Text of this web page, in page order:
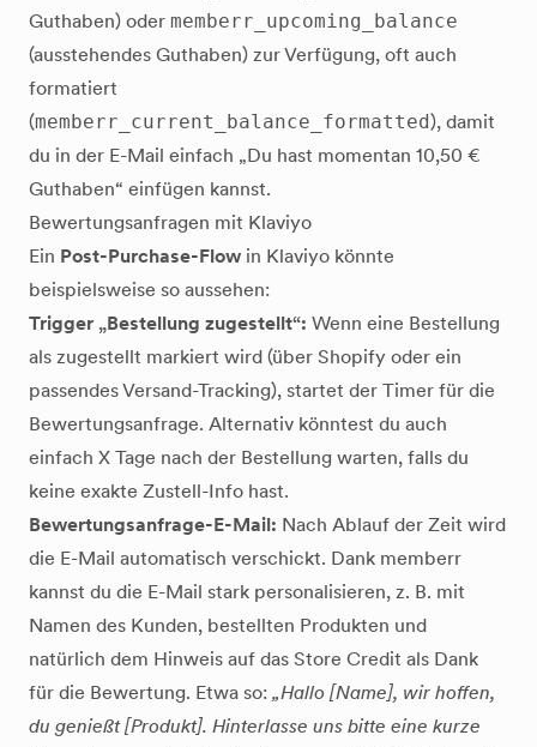
Guthaben) oder memberr_upcoming_balance
(ausstehendes Guthaben) zur Verfügung, oft auch
formatiert
(memberr_current_balance_formatted), damit
du in der E-Mail einfach „Du hast momentan 10,50 €
Guthaben“ einfügen kannst.
Bewertungsanfragen mit Klaviyo
Ein Post-Purchase-Flow in Klaviyo könnte
beispielsweise so aussehen:
Trigger „Bestellung zugestellt“: Wenn eine Bestellung
als zugestellt markiert wird (über Shopify oder ein
passendes Versand-Tracking), startet der Timer für die
Bewertungsanfrage. Alternativ könntest du auch
einfach X Tage nach der Bestellung warten, falls du
keine exakte Zustell-Info hast.
Bewertungsanfrage-E-Mail: Nach Ablauf der Zeit wird
die E-Mail automatisch verschickt. Dank memberr
kannst du die E-Mail stark personalisieren, z. B. mit
Namen des Kunden, bestellten Produkten und
natürlich dem Hinweis auf das Store Credit als Dank
für die Bewertung. Etwa so: „Hallo [Name], wir hoffen,
du genießt [Produkt]. Hinterlasse uns bitte eine kurze